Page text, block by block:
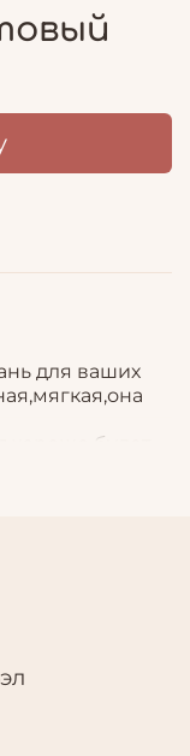
для ваших
будет
крое по